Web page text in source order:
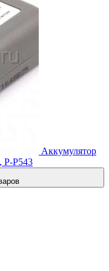
Аккумулятор
P-P543